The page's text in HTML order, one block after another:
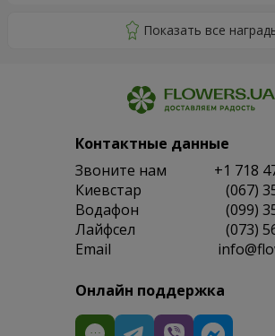
Контактные данные
Звоните нам
+1 718
Киевстар
(067)
Водафон
(099)
Лайфсел
(073)
Email
Онлайн поддержка